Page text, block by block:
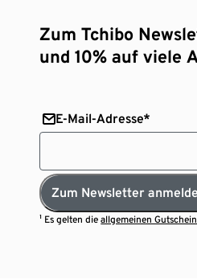
Zum Tchibo
und 10% auf viele
E-Mail-Adresse*
Zum Newsletter
¹ Es gelten dieallgemeinen